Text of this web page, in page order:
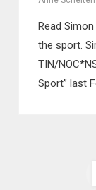
Read
the sport.
TIN/
Sport” last